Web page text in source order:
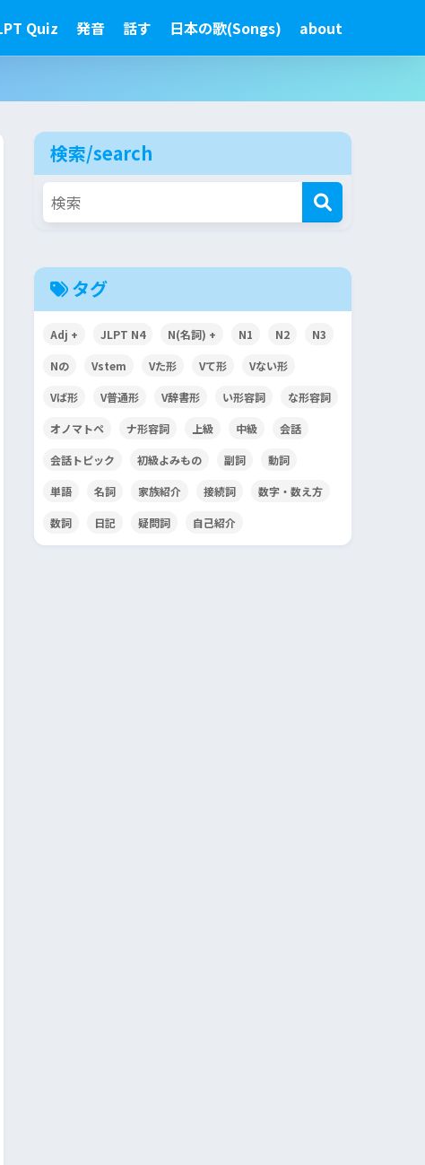
Quiz 発音 話す 日本の歌(Songs) about
検索/search
タグ
Adj + JLPT N4 N(名詞) + N1 N2 N3
Nの Vstem Vた形 Vて形 Vない形
Vば形 V普通形 V辞書形 い形容詞 な形容詞
オノマトペ ナ形容詞 上級 中級 会話
会話トピック 初級よみもの 副詞 動詞
単語 名詞 家族紹介 接続詞 数字・数え方
数詞 日記 疑問詞 自己紹介